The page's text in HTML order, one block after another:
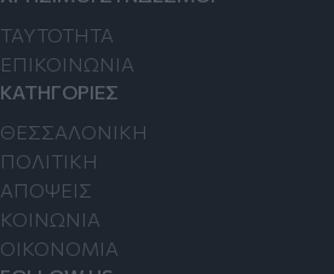
TAYTOTHTA
ΕΠΙΚΟΙΝΩΝΙΑ
ΚΑΤΗΓΟΡΙΕΣ
ΘΕΣΣΑΛΟΝΙΚΗ
ΠΟΛΙΤΙΚΗ
ΑΠΟΨΕΙΣ
ΚΟΙΝΩΝΙΑ
ΟΙΚΟΝΟΜΙΑ